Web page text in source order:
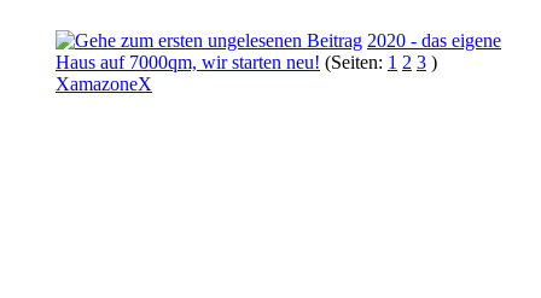
2020 - das eigene
Haus auf 7000qm, wir starten neu! (Seiten: 1 2 3 )
XamazoneX